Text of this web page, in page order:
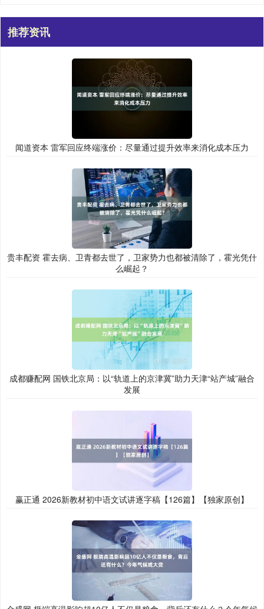
推荐资讯
闻道资本 雷军回应终端涨价：尽量通过提升效率来消化成本压力
贵丰配资 霍去病、卫青都去世了，卫家势力也都被清除了，霍光凭什
么崛起？
成都赚配网 国铁北京局：以“轨道上的京津冀”助力天津“站产城”融合
发展
赢正通 2026新教材初中语文试讲逐字稿【126篇】【独家原创】